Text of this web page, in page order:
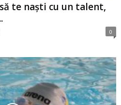
te naşti cu un talent,
0